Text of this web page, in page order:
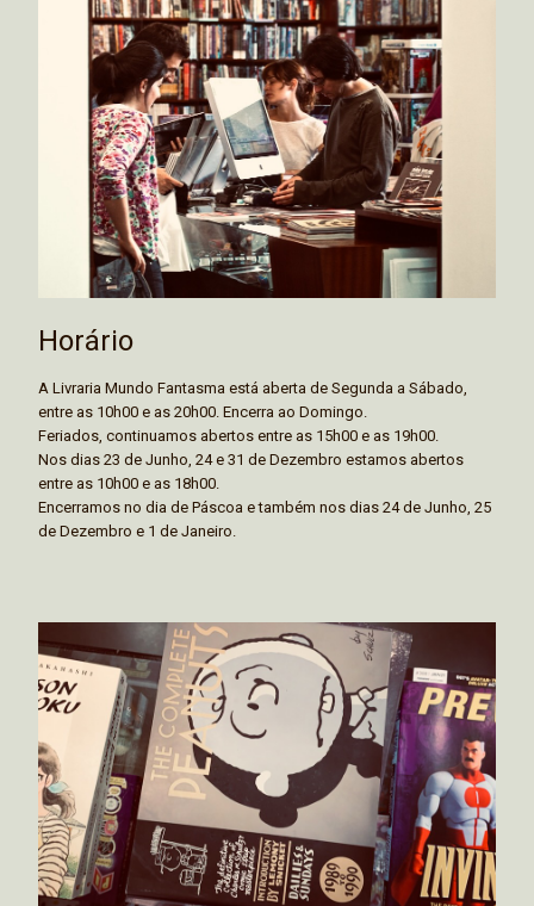
Horário
A Livraria Mundo Fantasma está aberta de Segunda a Sábado,
entre as 10h00 e as 20h00. Encerra ao Domingo.
Feriados, continuamos abertos entre as 15h00 e as 19h00.
Nos dias 23 de Junho, 24 e 31 de Dezembro estamos abertos
entre as 10h00 e as 18h00.
Encerramos no dia de Páscoa e também nos dias 24 de Junho, 25
de Dezembro e 1 de Janeiro.